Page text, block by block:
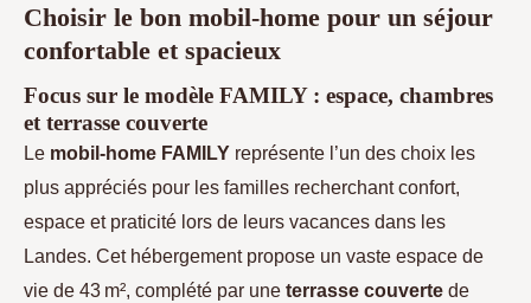
Choisir le bon mobil-home pour un séjour
confortable et spacieux
Focus sur le modèle FAMILY : espace, chambres
et terrasse couverte
Le mobil-home FAMILY représente l’un des choix les
plus appréciés pour les familles recherchant confort,
espace et praticité lors de leurs vacances dans les
Landes. Cet hébergement propose un vaste espace de
vie de 43 m², complété par une terrasse couverte de